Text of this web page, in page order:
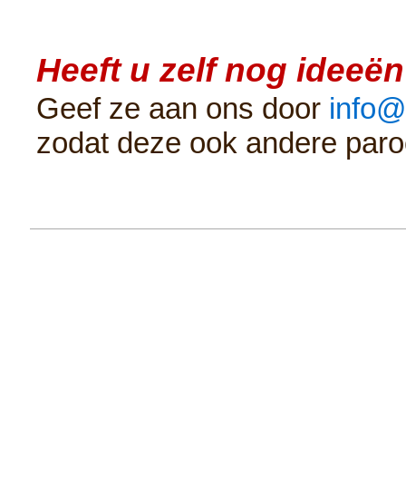
Heeft u zelf nog
Geef ze aan ons door
zodat deze ook andere